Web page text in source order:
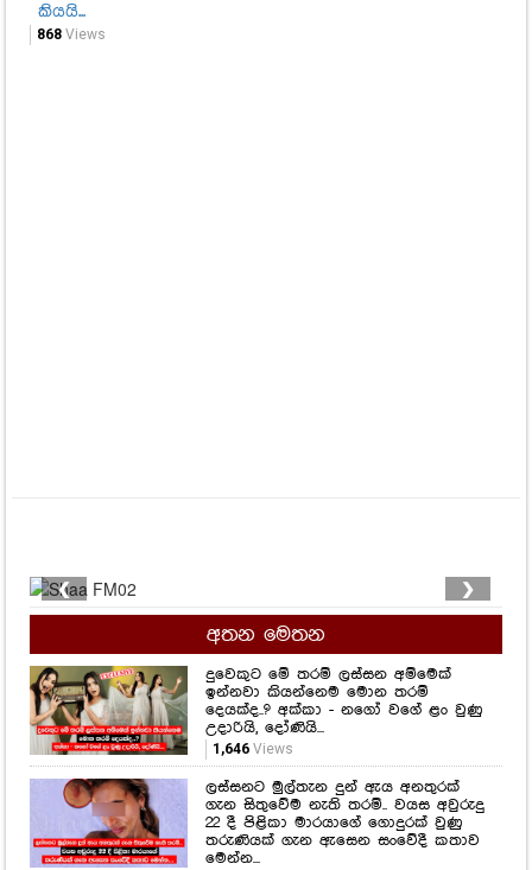
කියයි...
868 Views
❮ ❯
අතන මෙතන
දුවෙකුට මේ තරම් ලස්සන අම්මෙක්
ඉන්නවා කියන්නෙම මොන තරම්
දෙයක්ද..? අක්කා - නගෝ වගේ ළං වුණු
උදාරියි, දෝණියි...
1,646Views
ලස්සනට මුල්තැන දුන් ඇය අනතුරක්
ගැන සිතුවේම නැති තරම්.. වයස අවුරුදු
22 දී පිළිකා මාරයාගේ ගොදුරක් වුණු
තරුණියක් ගැන ඇසෙන සංවේදී කතාව
මෙන්න...